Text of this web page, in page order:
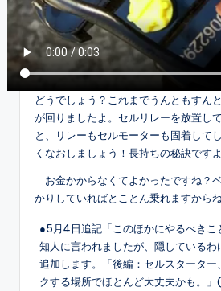
どうでしょう？これまでうんともすん
が回りましたよ。セルリレーを放置し
と、リレーもセルモーターも固着して
くなおしましょう！長持ちの秘訣ですよ
お金かからなくてよかったですね？
かりしていればとことん乗れますから
●5月4日追記「このほかにやるべきこ
知人に言われましたが、隠しているわ
追加します。「後編：セルスターター
クする場所でほとんど大丈夫かも。